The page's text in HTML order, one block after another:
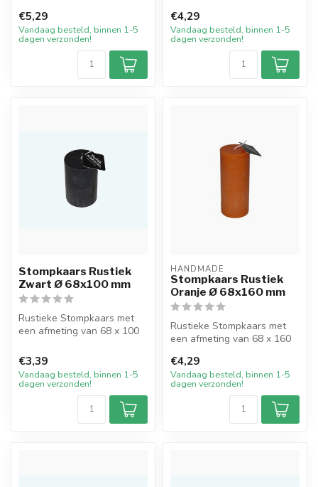
Dez...
€5,29
Vandaag besteld, binnen 1-5
dagen verzonden!
Deze ...
€4,29
Vandaag besteld, binnen 1-5
dagen verzonden!
Stompkaars Rustiek
Zwart Ø 68x100 mm
Rustieke Stompkaars met
een afmeting van 68 x 100
han...
€3,39
Vandaag besteld, binnen 1-5
dagen verzonden!
HANDMADE
Stompkaars Rustiek
Oranje Ø 68x160 mm
Rustieke Stompkaars met
een afmeting van 68 x 160
Oranje. D...
€4,29
Vandaag besteld, binnen 1-5
dagen verzonden!